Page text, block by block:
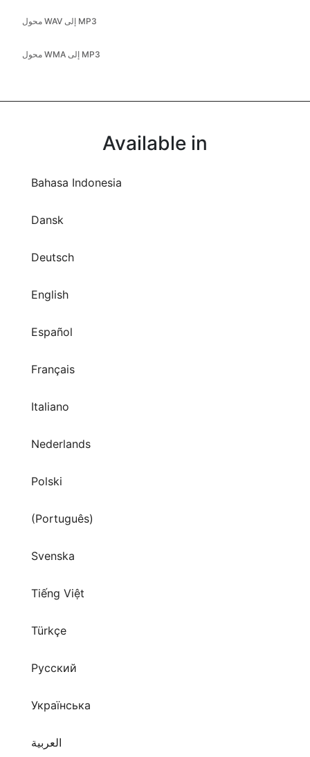
محول WAV إلى MP3
محول WMA إلى MP3
Available in
Bahasa Indonesia
Dansk
Deutsch
English
Español
Français
Italiano
Nederlands
Polski
(Português)
Svenska
Tiếng Việt
Türkçe
Русский
Українська
العربية